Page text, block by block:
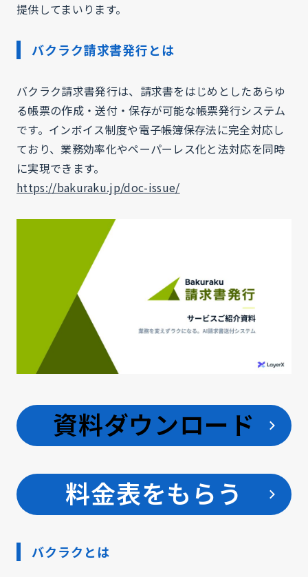
提供してまいります。
バクラク請求書発行とは
バクラク請求書発行は、請求書をはじめとしたあらゆ
る帳票の作成・送付・保存が可能な帳票発行システム
です。インボイス制度や電子帳簿保存法に完全対応し
ており、業務効率化やペーパーレス化と法対応を同時
に実現できます。
https://bakuraku.jp/doc-issue/
資料ダウンロード
料金表をもらう
バクラクとは